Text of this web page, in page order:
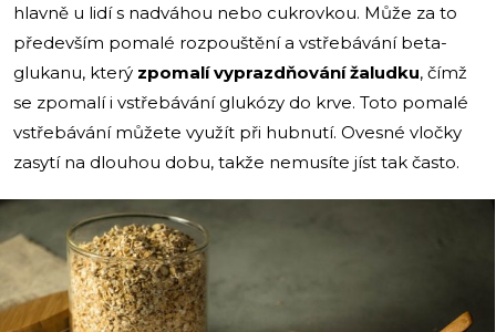
hlavně u lidí s nadváhou nebo cukrovkou. Může za to
především pomalé rozpouštění a vstřebávání beta-
glukanu, který zpomalí vyprazdňování žaludku, čímž
se zpomalí i vstřebávání glukózy do krve. Toto pomalé
vstřebávání můžete využít při hubnutí. Ovesné vločky
zasytí na dlouhou dobu, takže nemusíte jíst tak často.